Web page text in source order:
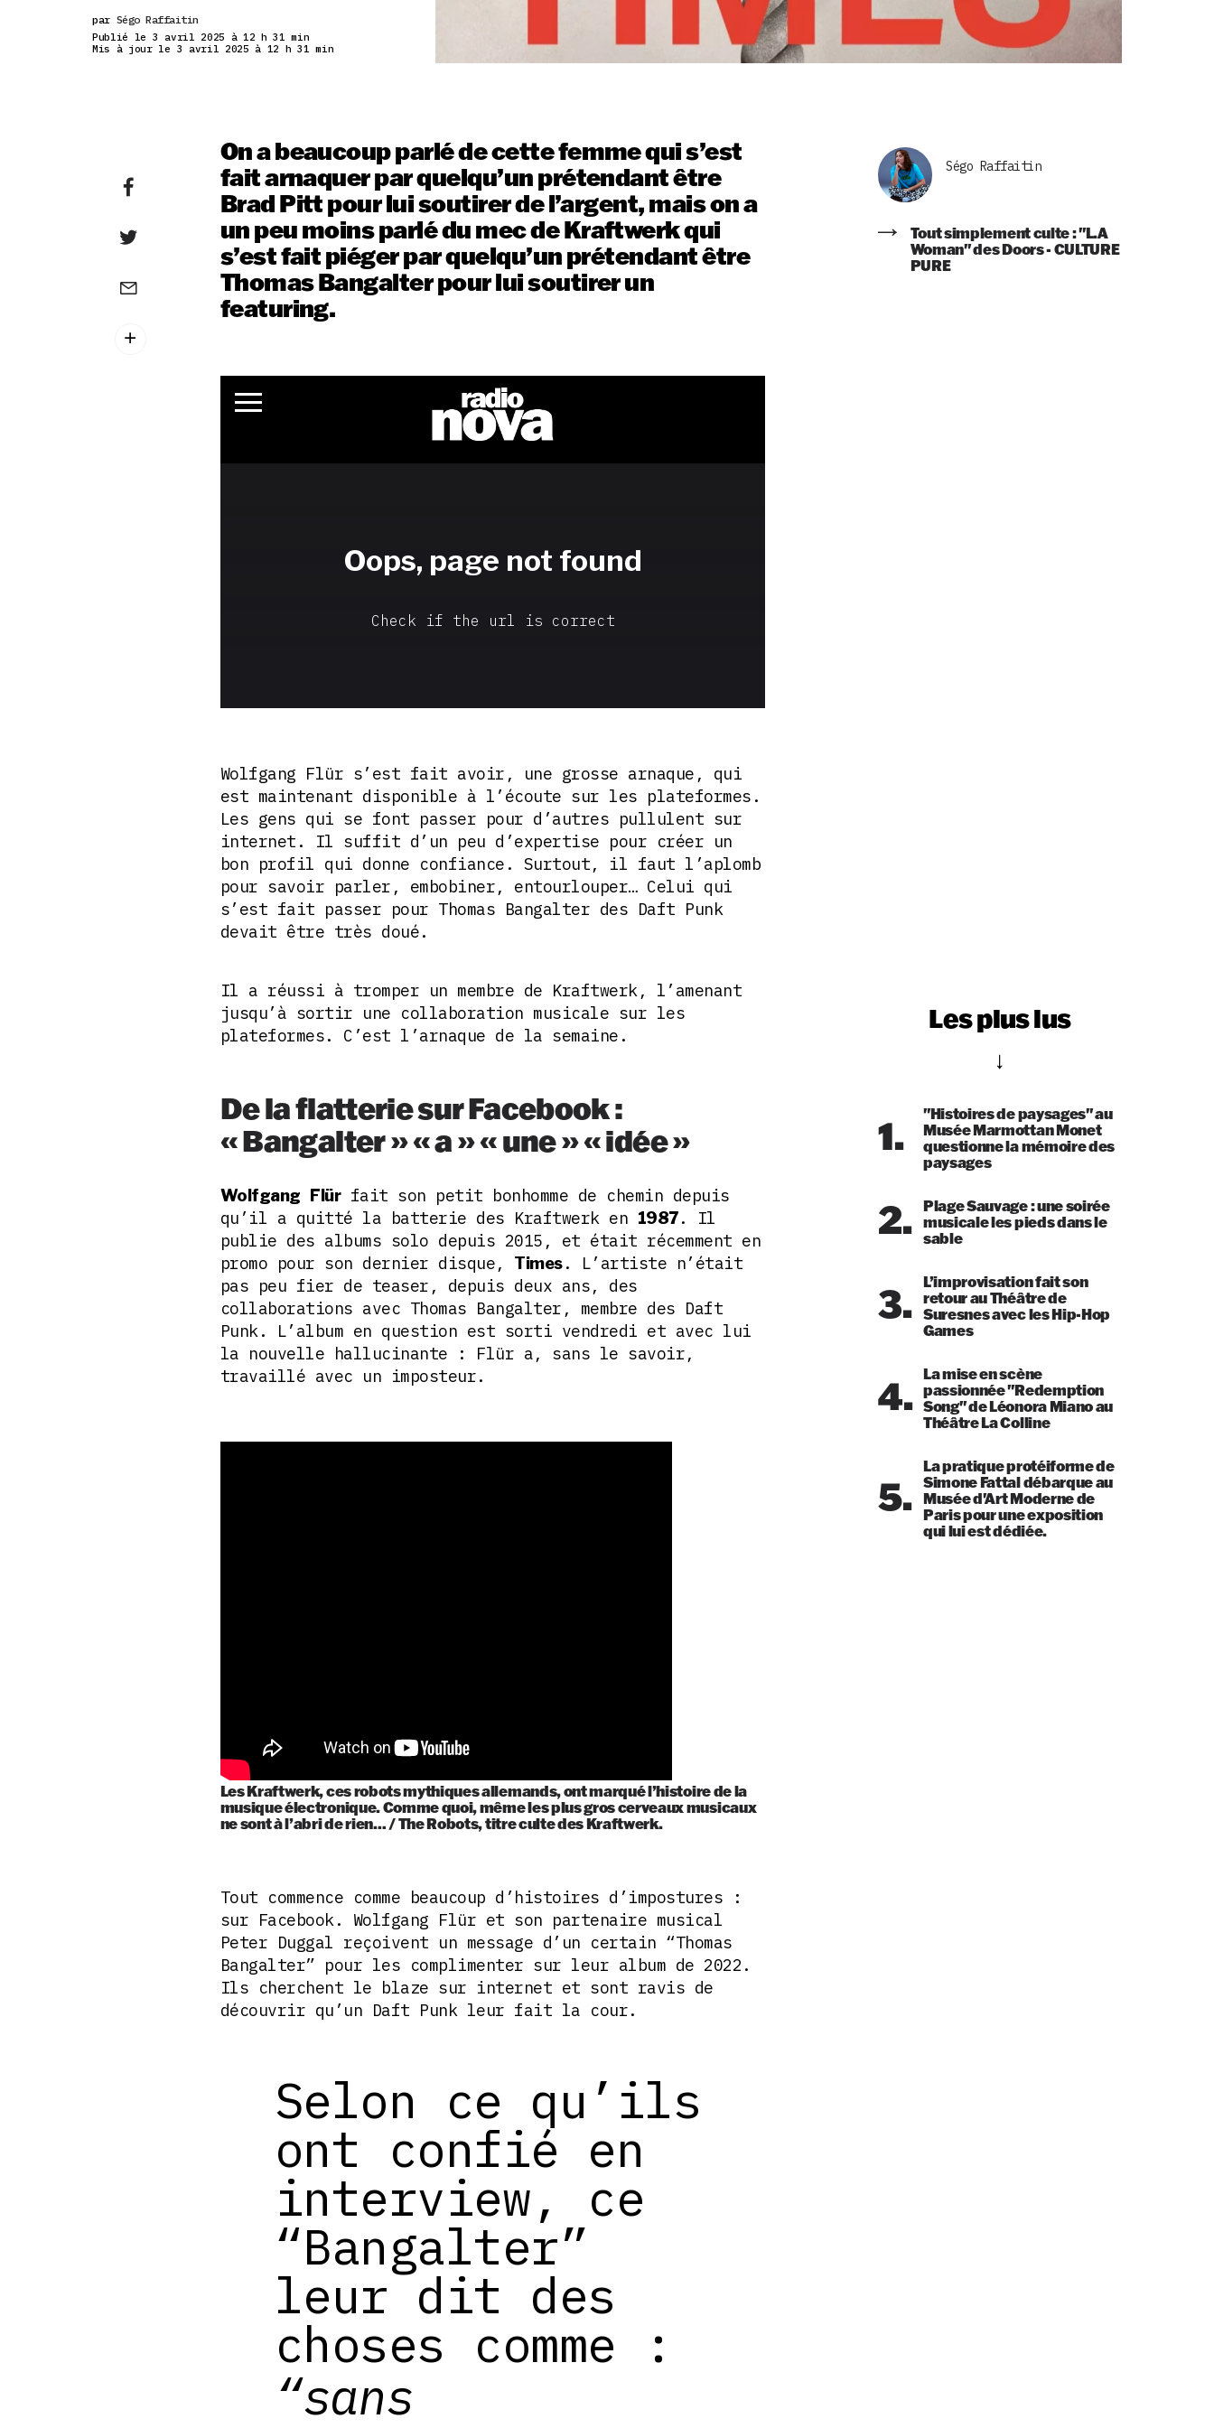
par Ségo Raffaitin
Publié le 3 avril 2025 à 12 h 31 min
Mis à jour le 3 avril 2025 à 12 h 31 min
On a beaucoup parlé de cette femme qui s’est
fait arnaquer par quelqu’un prétendant être
Brad Pitt pour lui soutirer de l’argent, mais on a
un peu moins parlé du mec de Kraftwerk qui
s’est fait piéger par quelqu’un prétendant être
Thomas Bangalter pour lui soutirer un
featuring.
Wolfgang Flür s’est fait avoir, une grosse arnaque, qui
est maintenant disponible à l’écoute sur les plateformes.
Les gens qui se font passer pour d’autres pullulent sur
internet. Il suffit d’un peu d’expertise pour créer un
bon profil qui donne confiance. Surtout, il faut l’aplomb
pour savoir parler, embobiner, entourlouper… Celui qui
s’est fait passer pour Thomas Bangalter des Daft Punk
devait être très doué.
Il a réussi à tromper un membre de Kraftwerk, l’amenant
jusqu’à sortir une collaboration musicale sur les
plateformes. C’est l’arnaque de la semaine.
De la flatterie sur Facebook :
« Bangalter » « a » « une » « idée »
Wolfgang Flürfait son petit bonhomme de chemin depuis
qu’il a quitté la batterie des Kraftwerk en 1987. Il
publie des albums solo depuis 2015, et était récemment en
promo pour son dernier disque, Times. L’artiste n’était
pas peu fier de teaser, depuis deux ans, des
collaborations avec Thomas Bangalter, membre des Daft
Punk. L’album en question est sorti vendredi et avec lui
la nouvelle hallucinante : Flür a, sans le savoir,
travaillé avec un imposteur.
Les Kraftwerk, ces robots mythiques allemands, ont marqué l’histoire de la
musique électronique. Comme quoi, même les plus gros cerveaux musicaux
ne sont à l’abri de rien… / The Robots, titre culte des Kraftwerk.
Tout commence comme beaucoup d’histoires d’impostures :
sur Facebook. Wolfgang Flür et son partenaire musical
Peter Duggal reçoivent un message d’un certain “Thomas
Bangalter” pour les complimenter sur leur album de 2022.
Ils cherchent le blaze sur internet et sont ravis de
découvrir qu’un Daft Punk leur fait la cour.
Selon ce qu’ils
ont confié en
interview, ce
“Bangalter”
leur dit des
choses comme :
“sans
Ségo Raffaitin
Tout simplement culte : "L.A
Woman" des Doors - CULTURE
PURE
Les plus lus
1.
"Histoires de paysages" au
Musée Marmottan Monet
questionne la mémoire des
paysages
2. Plage Sauvage : une soirée
musicale les pieds dans le
sable
3. L’improvisation fait son
retour au Théâtre de
Suresnes avec les Hip-Hop
Games
4. La mise en scène
passionnée "Redemption
Song" de Léonora Miano au
Théâtre La Colline
5.
La pratique protéiforme de
Simone Fattal débarque au
Musée d'Art Moderne de
Paris pour une exposition
qui lui est dédiée.